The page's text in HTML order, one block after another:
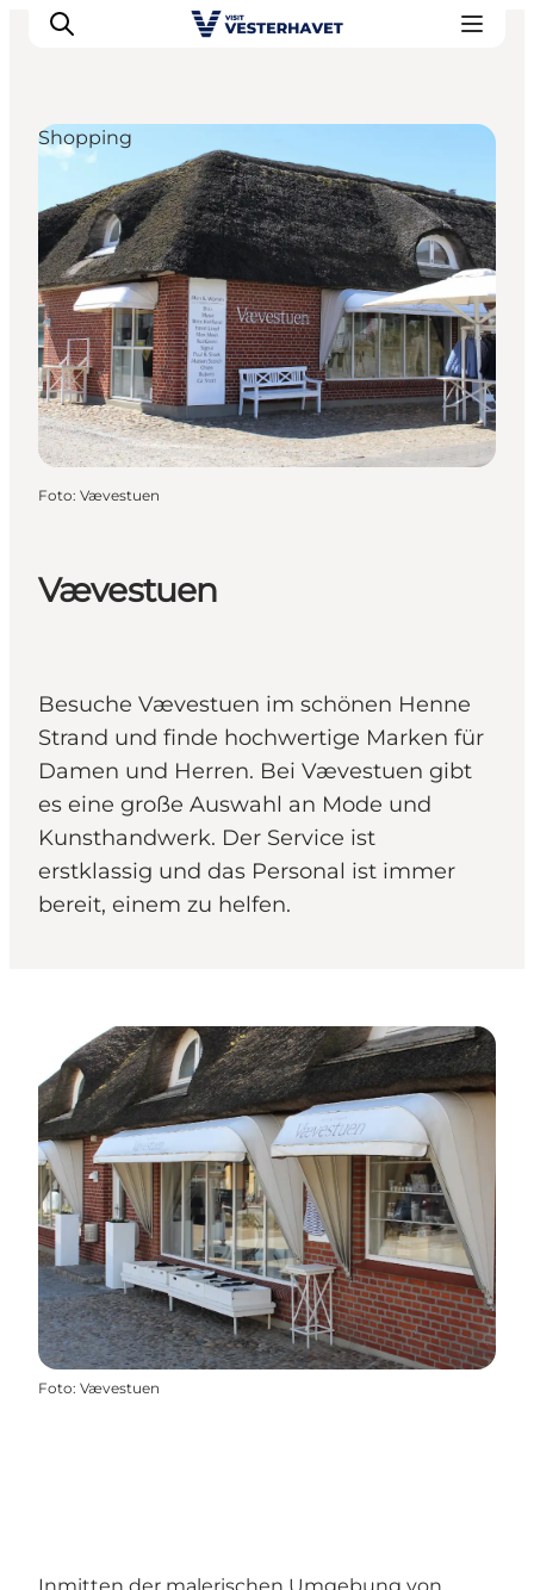
Events
Erlebnisse
Unsere Städte
Essen & Übernachtung
Tickets kaufen
Plane deine Reise
Vævestuen
Besuche Vævestuen im schönen Henne
Strand und finde hochwertige Marken für
Damen und Herren. Bei Vævestuen gibt
es eine große Auswahl an Mode und
Kunsthandwerk. Der Service ist
erstklassig und das Personal ist immer
bereit, einem zu helfen.
Shopping
Foto: Vævestuen
Foto: Vævestuen